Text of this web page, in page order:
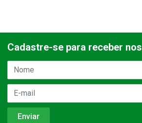
Cadastre-se para receber